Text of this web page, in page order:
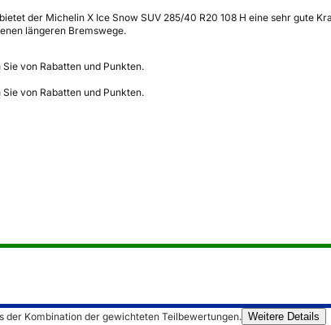
der Michelin X Ice Snow SUV 285/40 R20 108 H eine sehr
längeren Bremswege.
von Rabatten und Punkten.
von Rabatten und Punkten.
der Kombination der gewichteten Teilbewertungen. Weitere Details